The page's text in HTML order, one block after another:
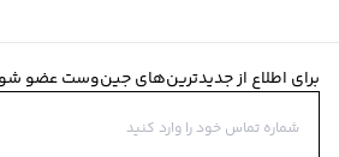
برای اطلاع از جدیدترین‌های جین‌وست عضو